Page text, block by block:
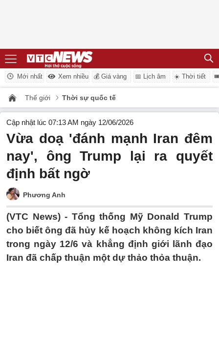
Mới nhất Xem nhiều 💰 Giá vàng 📅 Lịch âm ☀️ Thời tiết
Thế giới Thời sự quốc tế
Cập nhật lúc 07:13 AM ngày 12/06/2026
Vừa doạ 'đánh mạnh Iran đêm
nay', ông Trump lại ra quyết
định bất ngờ
Phương Anh
(VTC News) - Tổng thống Mỹ Donald Trump
cho biết ông đã hủy kế hoạch không kích Iran
trong ngày 12/6 và khẳng định giới lãnh đạo
Iran đã chấp thuận một dự thảo thỏa thuận.